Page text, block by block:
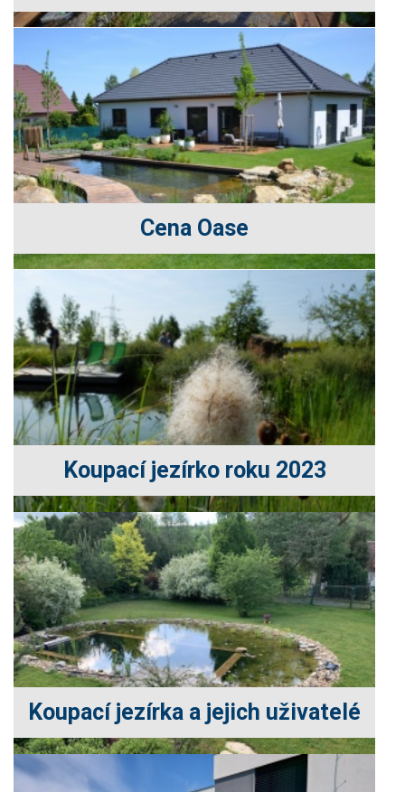
Cena Oase
Koupací jezírko roku 2023
Koupací jezírka a jejich uživatelé